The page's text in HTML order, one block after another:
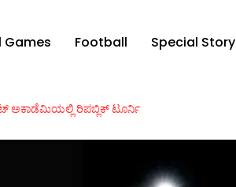
Games Football Special Story
ಅಕಾಡೆಮಿಯಲ್ಲಿ ರಿಪಬ್ಲಿಕ್ ಟೂರ್ನಿ